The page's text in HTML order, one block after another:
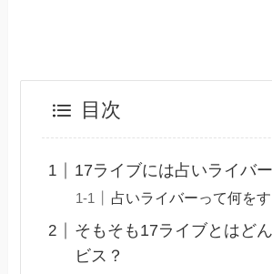
目次
17ライブには占いライバー
占いライバーって何をす
そもそも17ライブとはど
ビス？